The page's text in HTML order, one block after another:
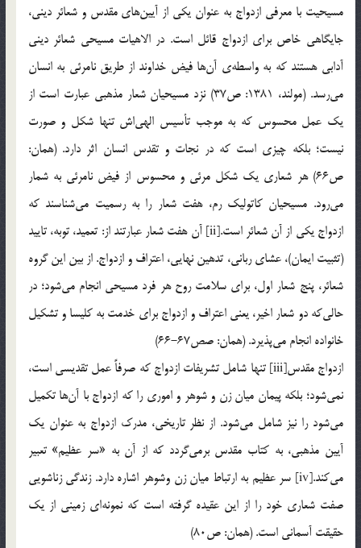
مسيحيت با معرفي ازدواج به عنوان يكي از آيين‌هاي مقدس و شعائر ديني،
جايگاهي خاص براي ازدواج قائل است. در الاهيات مسيحي شعائر ديني
آدابي هستند كه به واسطه‌ي آن‌ها فيض خداوند از طريق نامرئي به انسان
مي‌رسد. (مولند، 1381: ص37) نزد مسيحيان شعار مذهبي عبارت است از
يك عمل محسوس كه به موجب تأسيس الهي‌اش تنها شكل و صورت
نيست؛ بلكه چيزي است كه در نجات و تقدس انسان اثر دارد. (همان:
ص66) هر شعاري يك شكل مرئي و محسوس از فيض نامرئي به شمار
مي‌رود. مسيحيان كاتوليك رم، هفت شعار را به رسميت مي‌شناسند كه
ازدواج يكي از آن شعائر است.[ii] آن هفت شعار عبارتند از: تعميد، توبه، تاييد
(تثبيت ايمان)، عشاي رباني، تدهين نهايي، اعتراف و ازدواج. از بين اين گروه
شعائر، پنج شعار اول، براي سلامت روح هر فرد مسيحي انجام مي‌شود؛ در
حالي‌كه دو شعار اخير، يعني اعتراف و ازدواج براي خدمت به كليسا و تشكيل
خانواده انجام مي‌پذيرد. (همان: صص67-66)
ازدواج مقدس[iii] تنها شامل تشريفات ازدواج كه صرفاً عمل تقديسي است،
نمي‌شود؛ بلكه پيمان ميان زن و شوهر و اموري را كه ازدواج با آن‌ها تكميل
مي‌شود را نيز شامل مي‌شود. از نظر تاريخي، مدرك ازدواج به عنوان يك
آيين مذهبي، به كتاب مقدس برمي‌گردد كه از آن به «سر عظيم» تعبير
مي‌كند.[iv] سر عظيم به ارتباط ميان زن وشوهر اشاره دارد. زندگي زناشويي
صفت شعاري خود را از اين عقيده گرفته است كه نمونه‌اي زميني از يك
حقيقت آسماني است. (همان: ص80)